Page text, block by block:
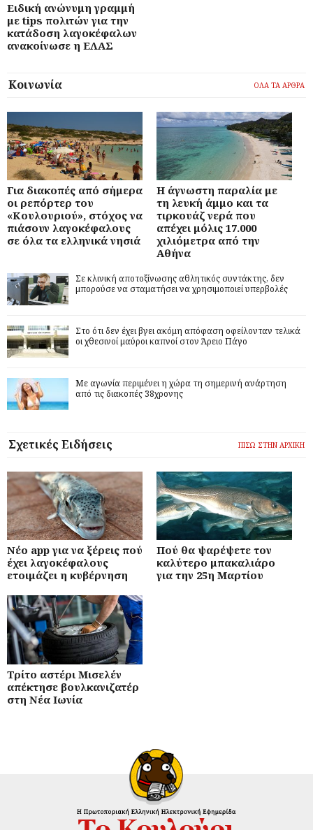
Ειδική ανώνυμη γραμμή
με tips πολιτών για την
κατάδοση λαγοκέφαλων
ανακοίνωσε η ΕΛΑΣ
Κοινωνία ΟΛΑ ΤΑ ΑΡΘΡΑ
Για διακοπές από σήμερα
οι ρεπόρτερ του
«Κουλουριού», στόχος να
πιάσουν λαγοκέφαλους
σε όλα τα ελληνικά νησιά
Η άγνωστη παραλία με
τη λευκή άμμο και τα
τιρκουάζ νερά που
απέχει μόλις 17.000
χιλιόμετρα από την
Αθήνα
Σε κλινική αποτοξίνωσης αθλητικός συντάκτης, δεν
μπορούσε να σταματήσει να χρησιμοποιεί υπερβολές
Στο ότι δεν έχει βγει ακόμη απόφαση οφείλονταν τελικά
οι χθεσινοί μαύροι καπνοί στον Άρειο Πάγο
Με αγωνία περιμένει η χώρα τη σημερινή ανάρτηση
από τις διακοπές 38χρονης
Σχετικές Ειδήσεις ΠΙΣΩ ΣΤΗΝ ΑΡΧΙΚΗ
Νέο app για να ξέρεις πού
έχει λαγοκέφαλους
ετοιμάζει η κυβέρνηση
Πού θα ψαρέψετε τον
καλύτερο μπακαλιάρο
για την 25η Μαρτίου
Τρίτο αστέρι Μισελέν
απέκτησε βουλκανιζατέρ
στη Νέα Ιωνία